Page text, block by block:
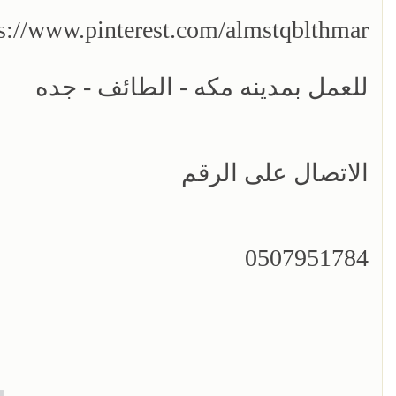
www.pinterest.com/almstqblthmar/
للعمل بمدينه مكه - الطائف - جده
الاتصال على الرقم
0507951784